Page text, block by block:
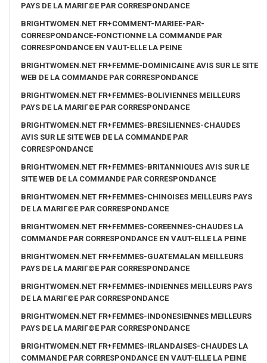
PAYS DE LA MARIГ©E PAR CORRESPONDANCE
BRIGHTWOMEN.NET FR+COMMENT-MARIEE-PAR-
CORRESPONDANCE-FONCTIONNE LA COMMANDE PAR
CORRESPONDANCE EN VAUT-ELLE LA PEINE
BRIGHTWOMEN.NET FR+FEMME-DOMINICAINE AVIS SUR LE SITE
WEB DE LA COMMANDE PAR CORRESPONDANCE
BRIGHTWOMEN.NET FR+FEMMES-BOLIVIENNES MEILLEURS
PAYS DE LA MARIГ©E PAR CORRESPONDANCE
BRIGHTWOMEN.NET FR+FEMMES-BRESILIENNES-CHAUDES
AVIS SUR LE SITE WEB DE LA COMMANDE PAR
CORRESPONDANCE
BRIGHTWOMEN.NET FR+FEMMES-BRITANNIQUES AVIS SUR LE
SITE WEB DE LA COMMANDE PAR CORRESPONDANCE
BRIGHTWOMEN.NET FR+FEMMES-CHINOISES MEILLEURS PAYS
DE LA MARIГ©E PAR CORRESPONDANCE
BRIGHTWOMEN.NET FR+FEMMES-COREENNES-CHAUDES LA
COMMANDE PAR CORRESPONDANCE EN VAUT-ELLE LA PEINE
BRIGHTWOMEN.NET FR+FEMMES-GUATEMALAN MEILLEURS
PAYS DE LA MARIГ©E PAR CORRESPONDANCE
BRIGHTWOMEN.NET FR+FEMMES-INDIENNES MEILLEURS PAYS
DE LA MARIГ©E PAR CORRESPONDANCE
BRIGHTWOMEN.NET FR+FEMMES-INDONESIENNES MEILLEURS
PAYS DE LA MARIГ©E PAR CORRESPONDANCE
BRIGHTWOMEN.NET FR+FEMMES-IRLANDAISES-CHAUDES LA
COMMANDE PAR CORRESPONDANCE EN VAUT-ELLE LA PEINE